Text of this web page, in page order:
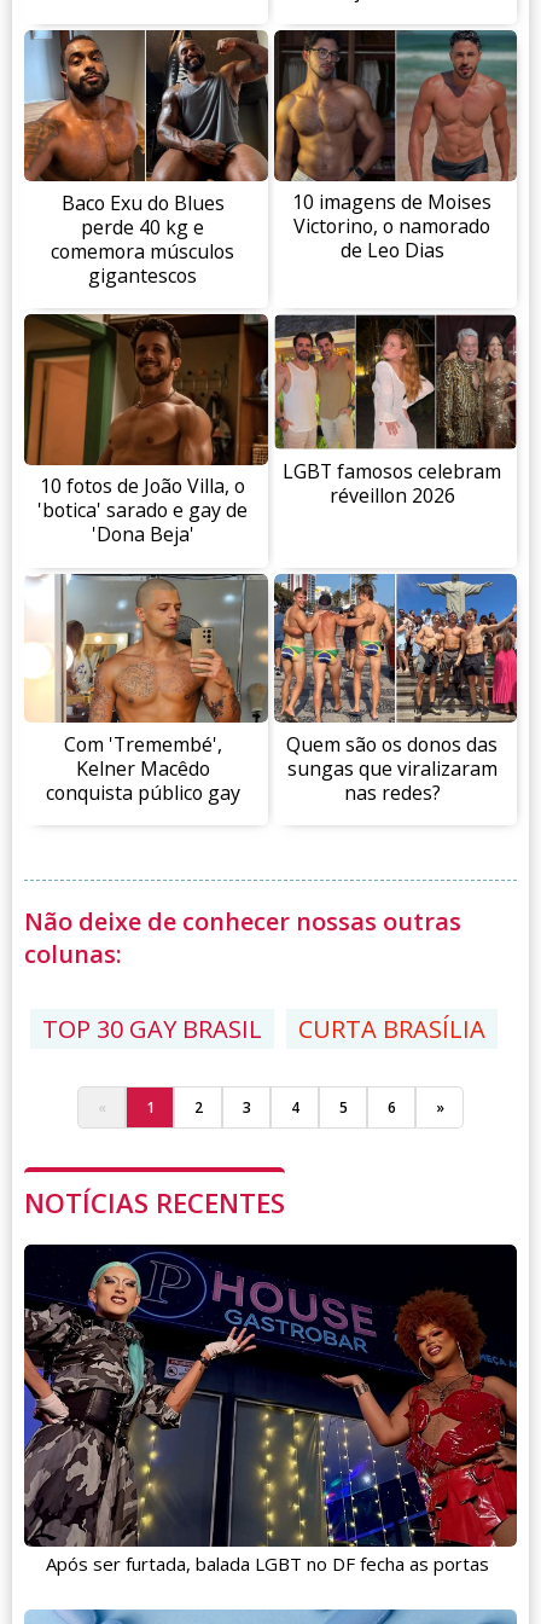
Baco Exu do Blues
perde 40 kg e
comemora músculos
gigantescos
10 imagens de Moises
Victorino, o namorado
de Leo Dias
10 fotos de João Villa, o
'botica' sarado e gay de
'Dona Beja'
LGBT famosos celebram
réveillon 2026
Com 'Tremembé',
Kelner Macêdo
conquista público gay
Quem são os donos das
sungas que viralizaram
nas redes?
« 1 2 3 4 5 6 »
Não deixe de conhecer nossas outras
colunas:
TOP 30 GAY BRASIL CURTA BRASÍLIA
NOTÍCIAS RECENTES
Após ser furtada, balada LGBT no DF fecha as portas